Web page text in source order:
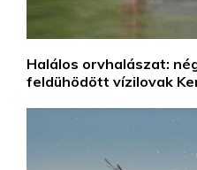
Halálos orvhalászat:
feldühödött vízilovak